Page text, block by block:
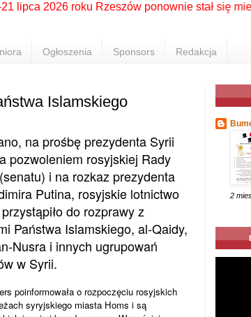
lipca 2026 roku Rzeszów ponownie stał się
Ogłoszenia Sponsors Redakcja
Islamskiego
na prośbę prezydenta Syrii
pozwoleniem rosyjskiej Rady
i na rozkaz prezydenta
Putina, rosyjskie lotnictwo
do rozprawy z
Państwa Islamskiego, al-Qaidy,
Nusra i innych ugrupowań
w Syrii.
poinformowała o rozpoczęciu rosyjskich
syryjskiego miasta Homs i są
2